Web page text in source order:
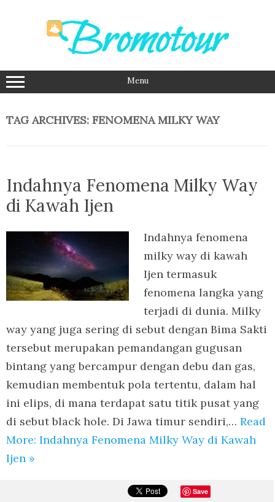
Menu
TAG ARCHIVES: FENOMENA MILKY WAY
Indahnya Fenomena Milky Way
di Kawah Ijen
Indahnya fenomena
milky way di kawah
Ijen termasuk
fenomena langka yang
terjadi di dunia. Milky
way yang juga sering di sebut dengan Bima Sakti
tersebut merupakan pemandangan gugusan
bintang yang bercampur dengan debu dan gas,
kemudian membentuk pola tertentu, dalam hal
ini elips, di mana terdapat satu titik pusat yang
di sebut black hole. Di Jawa timur sendiri,… Read
More: Indahnya Fenomena Milky Way di Kawah
Ijen »
Save